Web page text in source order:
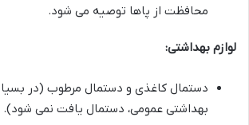
محافظت از پاها توصیه می شود.
لوازم بهداشتی:
دستمال کاغذی و دستمال مرطوب (در
بهداشتی عمومی، دستمال یافت نمی شود).